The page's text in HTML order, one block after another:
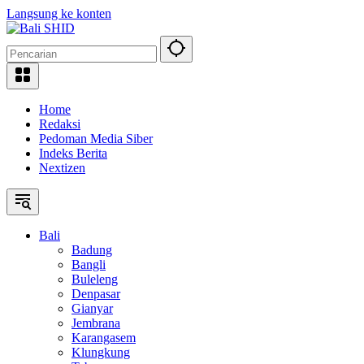
Langsung ke konten
Home
Redaksi
Pedoman Media Siber
Indeks Berita
Nextizen
Bali
Badung
Bangli
Buleleng
Denpasar
Gianyar
Jembrana
Karangasem
Klungkung